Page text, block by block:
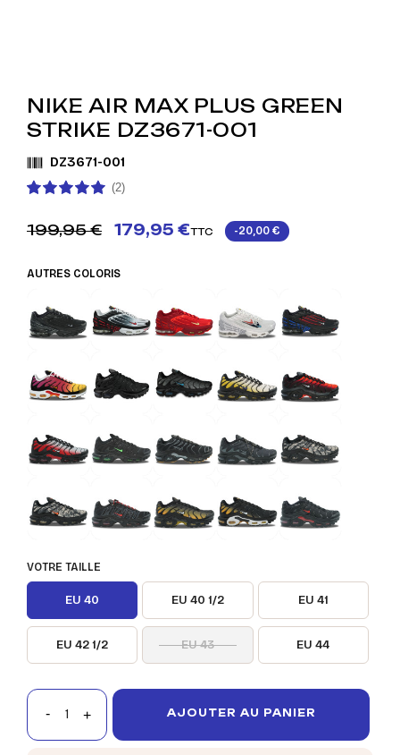
NIKE AIR MAX PLUS GREEN
STRIKE DZ3671-001
DZ3671-001
(2)
199,95 € 179,95 €TTC -20,00 €
AUTRES COLORIS
VOTRE TAILLE
EU 40 EU 40 1/2 EU 41
EU 42 1/2 EU 43 EU 44
AJOUTER AU PANIER